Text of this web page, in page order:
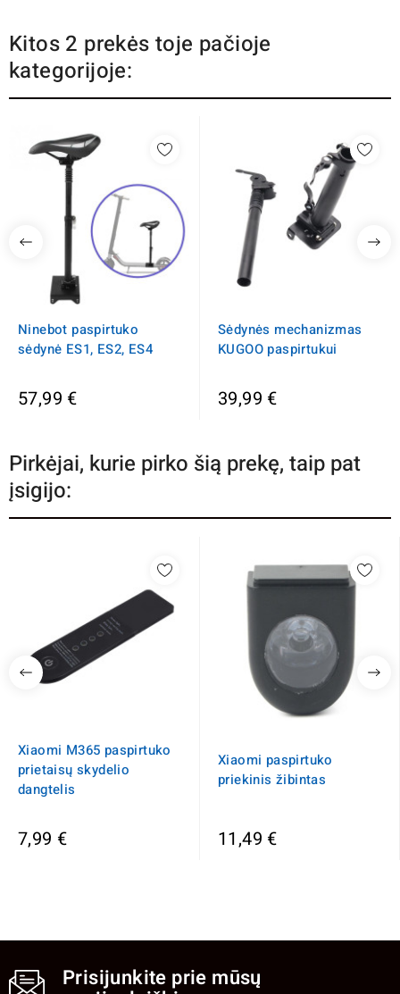
Kitos 2 prekės toje pačioje
kategorijoje:
Ninebot paspirtuko
sėdynė ES1, ES2, ES4
57,99 €
Sėdynės mechanizmas
KUGOO paspirtukui
39,99 €
Pirkėjai, kurie pirko šią prekę, taip pat
įsigijo:
Xiaomi M365 paspirtuko
prietaisų skydelio
dangtelis
7,99 €
Xiaomi paspirtuko
priekinis žibintas
11,49 €
Prisijunkite prie mūsų